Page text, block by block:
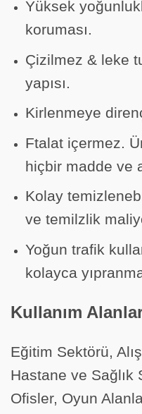
Yüksek
koruması.
Çizilmez & leke
yapısı.
Kirlenmeye
Ftalat içermez.
hiçbir madde ve
Kolay
ve temilzlik
Yoğun trafik
kolayca
Kullanım
Eğitim Sektörü,
Hastane ve Sağlık
Ofisler, Oyun